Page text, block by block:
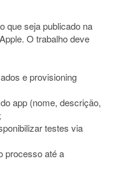
que seja publicado na
O trabalho deve
e provisioning
app (nome, descrição,
testes via
processo até a